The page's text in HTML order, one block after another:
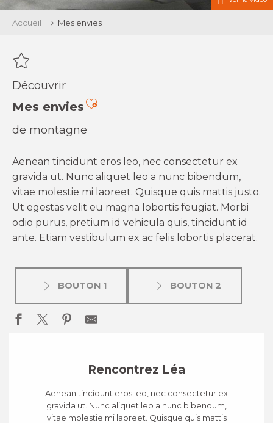
Accueil Mes envies
Découvrir
Mes enviesAjouter aux favoris
de montagne
Aenean tincidunt eros leo, nec consectetur ex
gravida ut. Nunc aliquet leo a nunc bibendum,
vitae molestie mi laoreet. Quisque quis mattis justo.
Ut egestas velit eu magna lobortis feugiat. Morbi
odio purus, pretium id vehicula quis, tincidunt id
ante. Etiam vestibulum ex ac felis lobortis placerat.
BOUTON 1 BOUTON 2
Rencontrez Léa
Aenean tincidunt eros leo, nec consectetur ex
gravida ut. Nunc aliquet leo a nunc bibendum,
vitae molestie mi laoreet. Quisque quis mattis